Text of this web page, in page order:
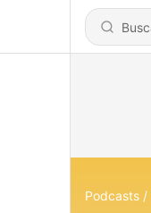
Podcasts